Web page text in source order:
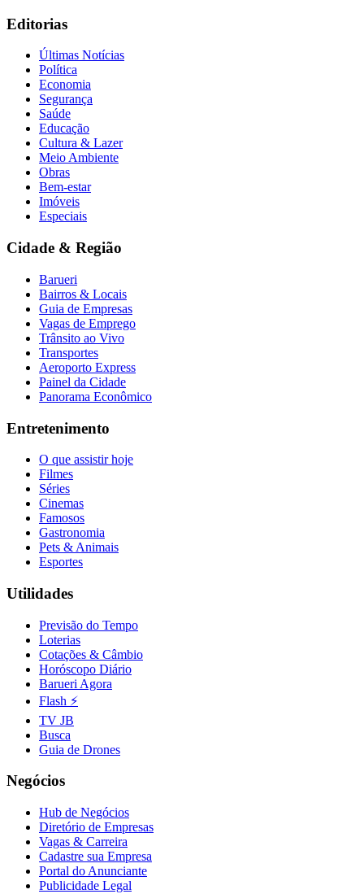
Flamengo
Fluminense
Editorias
Últimas Notícias
Política
Economia
Segurança
Saúde
Educação
Cultura & Lazer
Meio Ambiente
Obras
Bem-estar
Imóveis
Especiais
Cidade & Região
Barueri
Bairros & Locais
Guia de Empresas
Vagas de Emprego
Trânsito ao Vivo
Transportes
Aeroporto Express
Painel da Cidade
Panorama Econômico
Entretenimento
O que assistir hoje
Filmes
Séries
Cinemas
Famosos
Gastronomia
Pets & Animais
Esportes
Utilidades
Previsão do Tempo
Loterias
Cotações & Câmbio
Horóscopo Diário
Barueri Agora
Flash ⚡
TV JB
Busca
Guia de Drones
Negócios
Hub de Negócios
Diretório de Empresas
Vagas & Carreira
Cadastre sua Empresa
Portal do Anunciante
Publicidade Legal